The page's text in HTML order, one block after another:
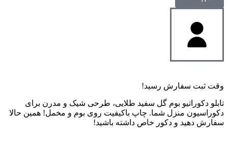
وقت ثبت سفارش رسید!
تابلو دکوراتیو بوم گل سفید طلایی، طرحی شیک و مدرن برای
دکوراسیون منزل شما. چاپ باکیفیت روی بوم و مخمل! همین حالا
سفارش دهید و دکور خاص داشته باشید!